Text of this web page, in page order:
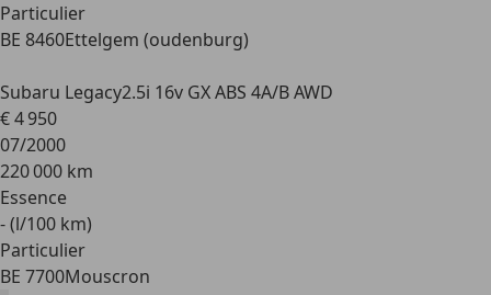
Particulier
BE 8460Ettelgem (oudenburg)
Subaru Legacy2.5i 16v GX ABS 4A/B AWD
€ 4 950
07/2000
220 000 km
Essence
- (l/100 km)
Particulier
BE 7700Mouscron